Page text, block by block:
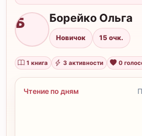
Б Борейко Ольга
Новичок 15 очк.
1 книга 3 активности 0
Чтение по дням